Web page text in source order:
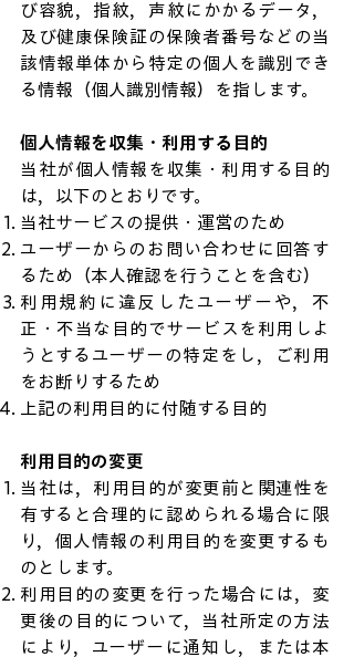
び容貌，指紋，声紋にかかるデータ，
及び健康保険証の保険者番号などの当
該情報単体から特定の個人を識別でき
る情報（個人識別情報）を指します。
個人情報を収集・利用する目的
当社が個人情報を収集・利用する目的
は，以下のとおりです。
当社サービスの提供・運営のため
ユーザーからのお問い合わせに回答す
るため（本人確認を行うことを含む）
利用規約に違反したユーザーや，不
正・不当な目的でサービスを利用しよ
うとするユーザーの特定をし，ご利用
をお断りするため
上記の利用目的に付随する目的
利用目的の変更
当社は，利用目的が変更前と関連性を
有すると合理的に認められる場合に限
り，個人情報の利用目的を変更するも
のとします。
利用目的の変更を行った場合には，変
更後の目的について，当社所定の方法
により，ユーザーに通知し，または本